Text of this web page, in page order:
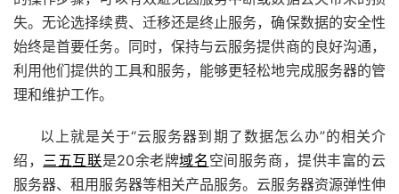
失。无论选择续费、迁移还是终止服务，确保数据的安全性
始终是首要任务。同时，保持与云服务提供商的良好沟通，
利用他们提供的工具和服务，能够更轻松地完成服务器的管
理和维护工作。
以上就是关于“云服务器到期了数据怎么办”的相关介
绍， 三五互联是20余老牌域名 空间服务商，提供丰富的云
服务器、租用服务器等相关产品服务。 云服务器资源弹性伸